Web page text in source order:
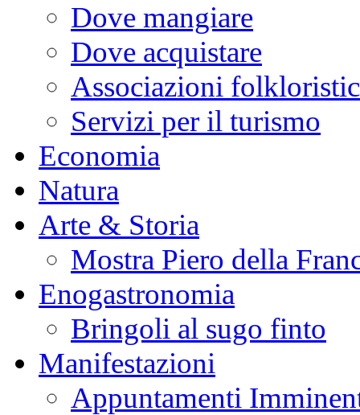
Dove mangiare
Dove acquistare
Associazioni
Servizi per il turismo
Economia
Natura
Arte & Storia
Mostra Piero della
Enogastronomia
Bringoli al sugo finto
Manifestazioni
Appuntamenti